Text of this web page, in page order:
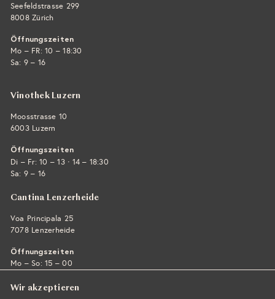
Seefeldstrasse 299
8008 Zürich
Öffnungszeiten
Mo – FR: 10 – 18:30
Sa: 9 – 16
Vinothek Luzern
Moosstrasse 10
6003 Luzern
Öffnungszeiten
Di – Fr: 10 – 13 · 14 – 18:30
Sa: 9 – 16
Cantina Lenzerheide
Voa Principala 25
7078 Lenzerheide
Öffnungszeiten
Mo – So: 15 – 00
Wir akzeptieren